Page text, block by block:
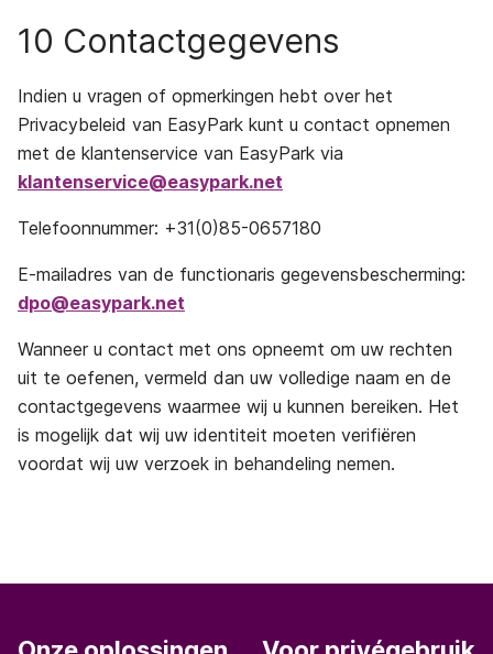
10 Contactgegevens
Indien u vragen of opmerkingen hebt over het
Privacybeleid van EasyPark kunt u contact opnemen
met de klantenservice van EasyPark via
klantenservice@easypark.net
Telefoonnummer: +31(0)85-0657180
E-mailadres van de functionaris gegevensbescherming:
dpo@easypark.net
Wanneer u contact met ons opneemt om uw rechten
uit te oefenen, vermeld dan uw volledige naam en de
contactgegevens waarmee wij u kunnen bereiken. Het
is mogelijk dat wij uw identiteit moeten verifiëren
voordat wij uw verzoek in behandeling nemen.